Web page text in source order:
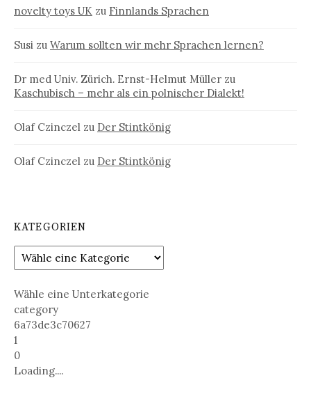
novelty toys UK zu Finnlands Sprachen
Susi zu Warum sollten wir mehr Sprachen lernen?
Dr med Univ. Zürich. Ernst-Helmut Müller zu
Kaschubisch – mehr als ein polnischer Dialekt!
Olaf Czinczel zu Der Stintkönig
Olaf Czinczel zu Der Stintkönig
KATEGORIEN
Wähle eine Unterkategorie
category
6a73de3c70627
1
0
Loading....